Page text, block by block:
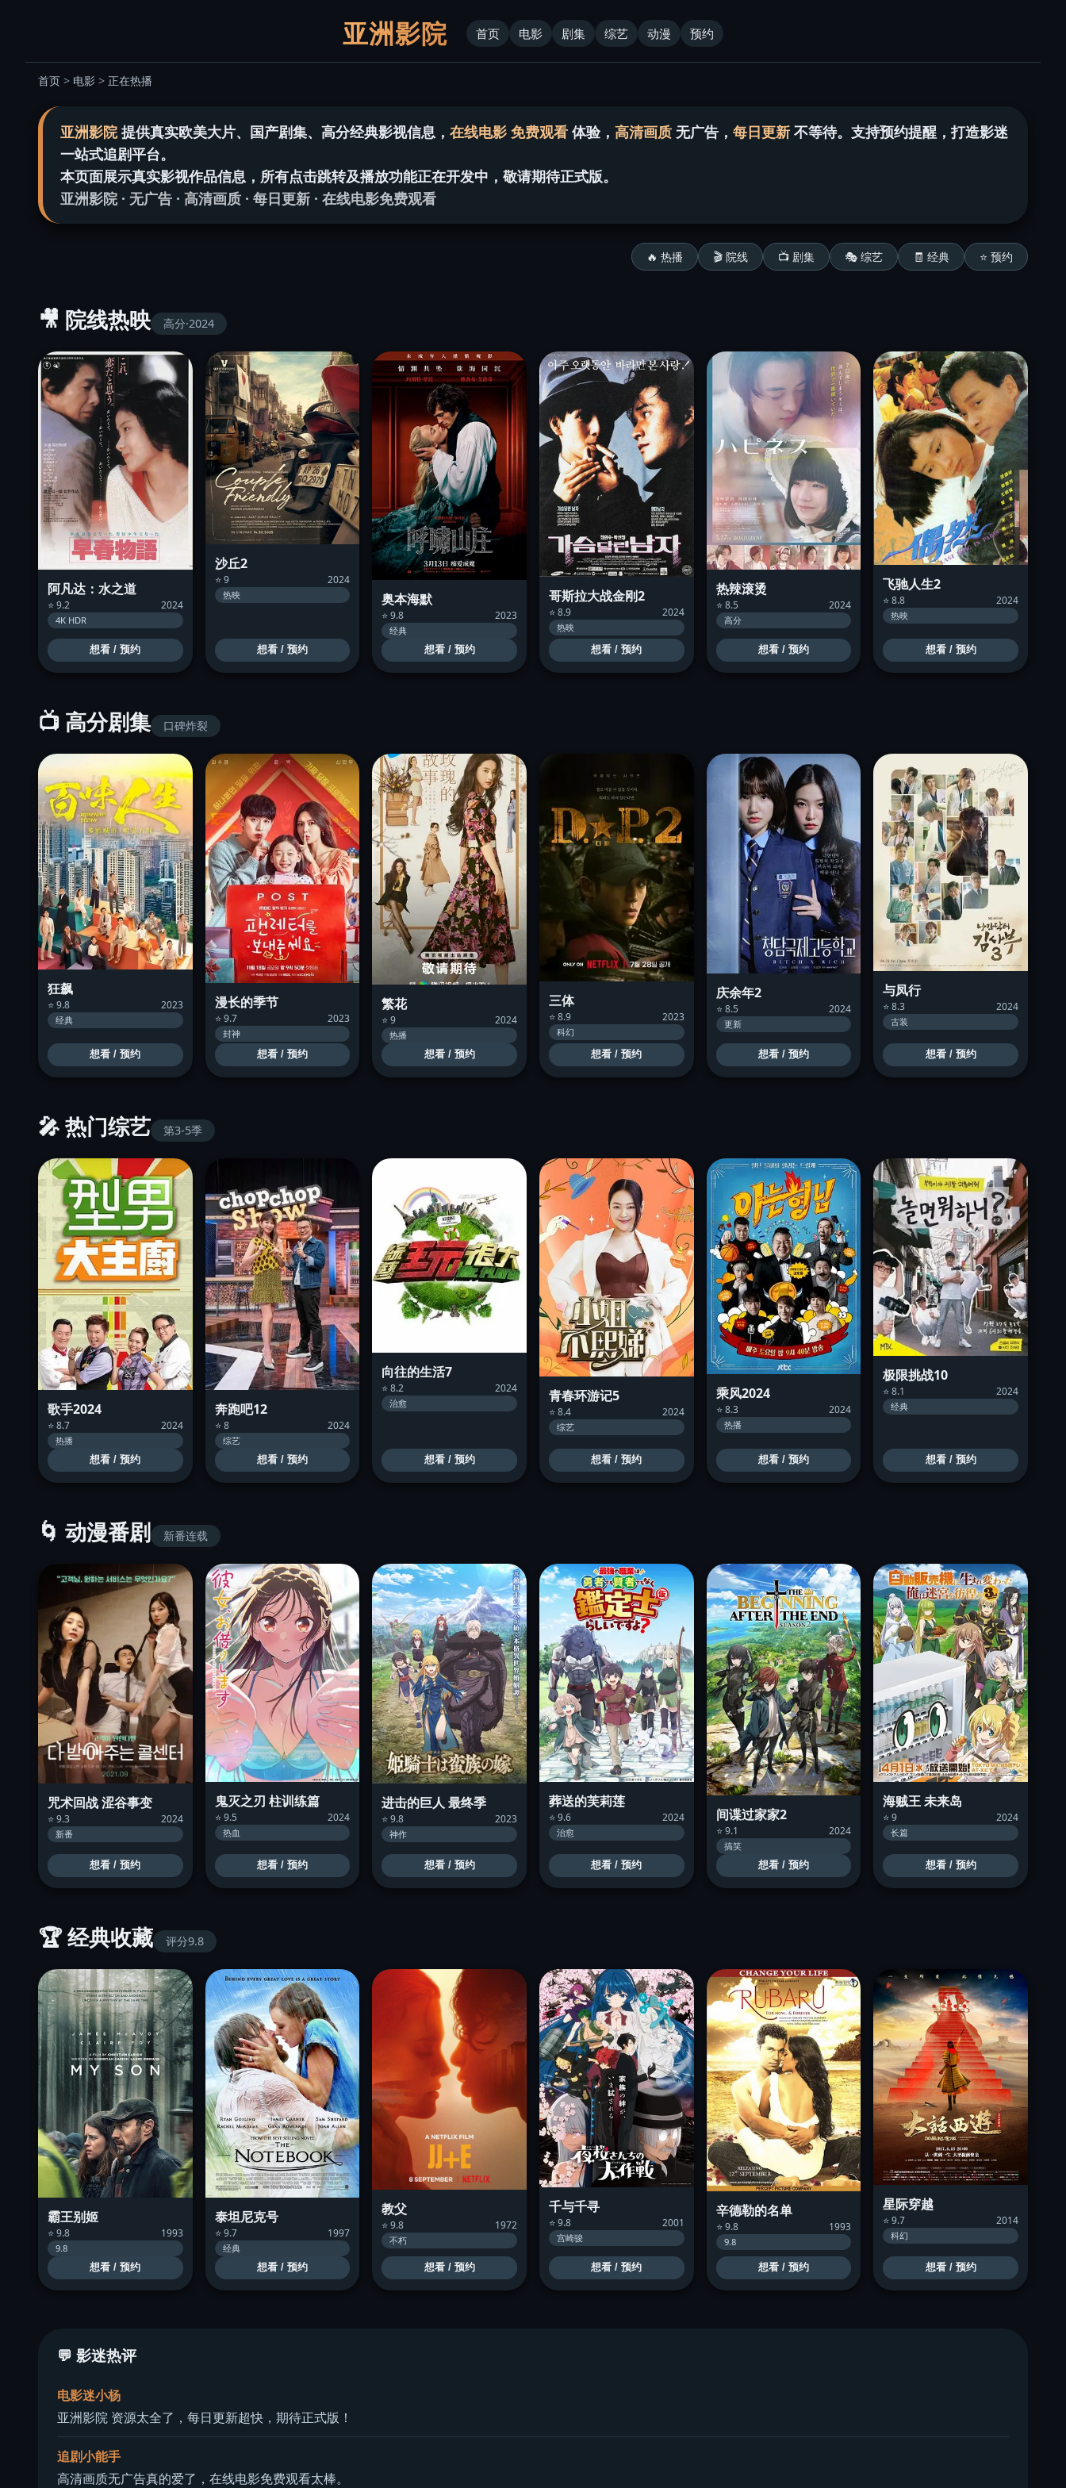
前往观看（开发中）
亚洲影院 首页 电影 剧集 综艺 动漫 预约
首页 > 电影 > 正在热播
亚洲影院提供真实欧美大片、国产剧集、高分经典影视信息， 在线电影 免费观看 体验， 高清画质 无广告， 每日更新 不等待。支持预约提醒，打造影迷
一站式追剧平台。
本页面展示真实影视作品信息，所有点击跳转及播放功能正在开发中，敬请期待正式版。
亚洲影院 · 无广告 · 高清画质 · 每日更新 · 在线电影免费观看
🔥 热播 🎬 院线 📺 剧集 🎭 综艺 🧾 经典 ⭐ 预约
🎥 院线热映 高分·2024
阿凡达：水之道
⭐ 9.2 2024
4K HDR
想看 / 预约
沙丘2
⭐ 9 2024
热映
想看 / 预约
奥本海默
⭐ 9.8 2023
经典
想看 / 预约
哥斯拉大战金刚2
⭐ 8.9 2024
热映
想看 / 预约
热辣滚烫
⭐ 8.5 2024
高分
想看 / 预约
飞驰人生2
⭐ 8.8 2024
热映
想看 / 预约
📺 高分剧集 口碑炸裂
狂飙
⭐ 9.8 2023
经典
想看 / 预约
漫长的季节
⭐ 9.7 2023
封神
想看 / 预约
繁花
⭐ 9 2024
热播
想看 / 预约
三体
⭐ 8.9 2023
科幻
想看 / 预约
庆余年2
⭐ 8.5 2024
更新
想看 / 预约
与凤行
⭐ 8.3 2024
古装
想看 / 预约
🎤 热门综艺 第3-5季
歌手2024
⭐ 8.7 2024
热播
想看 / 预约
奔跑吧12
⭐ 8 2024
综艺
想看 / 预约
向往的生活7
⭐ 8.2 2024
治愈
想看 / 预约
青春环游记5
⭐ 8.4 2024
综艺
想看 / 预约
乘风2024
⭐ 8.3 2024
热播
想看 / 预约
极限挑战10
⭐ 8.1 2024
经典
想看 / 预约
🌀 动漫番剧 新番连载
咒术回战 涩谷事变
⭐ 9.3 2024
新番
想看 / 预约
鬼灭之刃 柱训练篇
⭐ 9.5 2024
热血
想看 / 预约
进击的巨人 最终季
⭐ 9.8 2023
神作
想看 / 预约
葬送的芙莉莲
⭐ 9.6 2024
治愈
想看 / 预约
间谍过家家2
⭐ 9.1 2024
搞笑
想看 / 预约
海贼王 未来岛
⭐ 9 2024
长篇
想看 / 预约
🏆 经典收藏 评分9.8
霸王别姬
⭐ 9.8 1993
9.8
想看 / 预约
泰坦尼克号
⭐ 9.7 1997
经典
想看 / 预约
教父
⭐ 9.8 1972
不朽
想看 / 预约
千与千寻
⭐ 9.8 2001
宫崎骏
想看 / 预约
辛德勒的名单
⭐ 9.8 1993
9.8
想看 / 预约
星际穿越
⭐ 9.7 2014
科幻
想看 / 预约
💬 影迷热评
电影迷小杨
亚洲影院 资源太全了，每日更新超快，期待正式版！
追剧小能手
高清画质无广告真的爱了，在线电影免费观看太棒。